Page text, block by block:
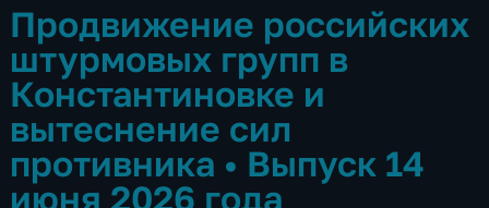
Продвижение российских
штурмовых групп в
Константиновке и
вытеснение сил
противника • Выпуск 14
июня 2026 года